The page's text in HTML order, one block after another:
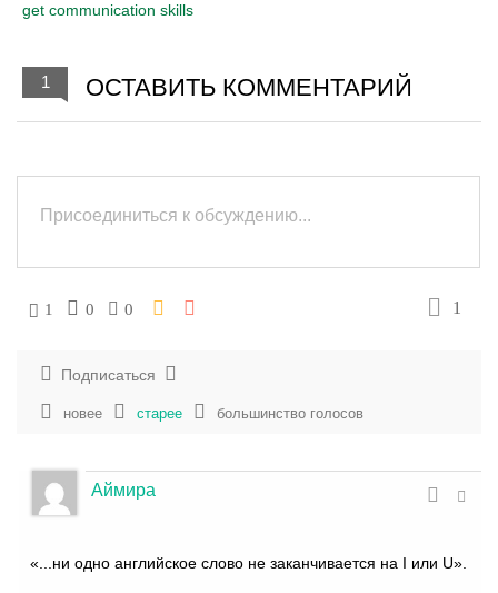
get communication skills
1 ОСТАВИТЬ КОММЕНТАРИЙ
1 0 0 1
Подписаться
новее старее большинство голосов
Аймира
«...ни одно английское слово не заканчивается на I или U».